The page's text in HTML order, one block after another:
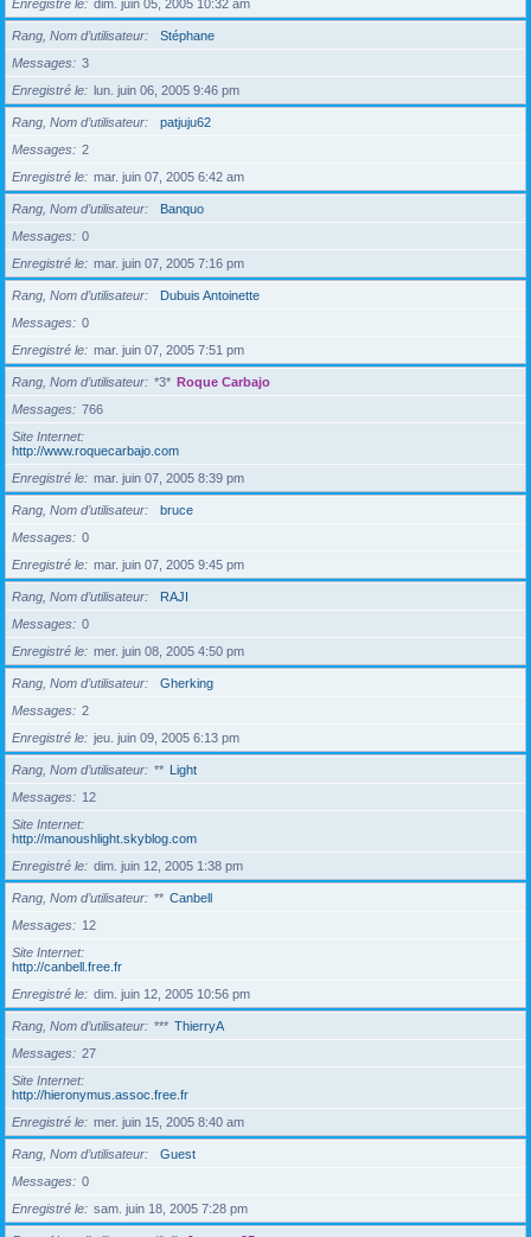
Enregistré le
dim. juin 05, 2005 10:32 am
Rang, Nom d’utilisateur
Stéphane
Messages
3
Enregistré le
lun. juin 06, 2005 9:46 pm
Rang, Nom d’utilisateur
patjuju62
Messages
2
Enregistré le
mar. juin 07, 2005 6:42 am
Rang, Nom d’utilisateur
Banquo
Messages
0
Enregistré le
mar. juin 07, 2005 7:16 pm
Rang, Nom d’utilisateur
Dubuis Antoinette
Messages
0
Enregistré le
mar. juin 07, 2005 7:51 pm
Rang, Nom d’utilisateur *3* Roque Carbajo
Messages
766
Site Internet
http://www.roquecarbajo.com
Enregistré le
mar. juin 07, 2005 8:39 pm
Rang, Nom d’utilisateur
bruce
Messages
0
Enregistré le
mar. juin 07, 2005 9:45 pm
Rang, Nom d’utilisateur
RAJI
Messages
0
Enregistré le
mer. juin 08, 2005 4:50 pm
Rang, Nom d’utilisateur
Gherking
Messages
2
Enregistré le
jeu. juin 09, 2005 6:13 pm
Rang, Nom d’utilisateur ** Light
Messages
12
Site Internet
http://manoushlight.skyblog.com
Enregistré le
dim. juin 12, 2005 1:38 pm
Rang, Nom d’utilisateur ** Canbell
Messages
12
Site Internet
http://canbell.free.fr
Enregistré le
dim. juin 12, 2005 10:56 pm
Rang, Nom d’utilisateur *** ThierryA
Messages
27
Site Internet
http://hieronymus.assoc.free.fr
Enregistré le
mer. juin 15, 2005 8:40 am
Rang, Nom d’utilisateur
Guest
Messages
0
Enregistré le
sam. juin 18, 2005 7:28 pm